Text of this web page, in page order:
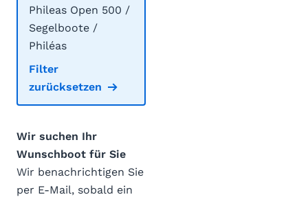
Phileas Open 500 /
Segelboote /
Philéas
Filter
zurücksetzen
Wir suchen Ihr
Wunschboot für Sie
Wir benachrichtigen Sie
per E-Mail, sobald ein